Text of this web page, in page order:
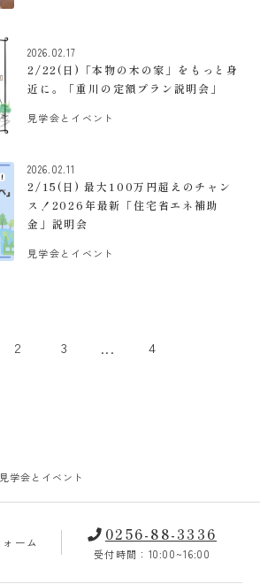
2026.02.17
2/22(日)「本物の木の家」をもっと身
近に。「重川の定額プラン説明会」
見学会とイベント
2026.02.11
2/15(日) 最大100万円超えのチャン
ス！2026年最新「住宅省エネ補助
金」説明会
見学会とイベント
2 3 ... 4
見学会とイベント
ーム 0256-88-3336
受付時間：10:00~16:00